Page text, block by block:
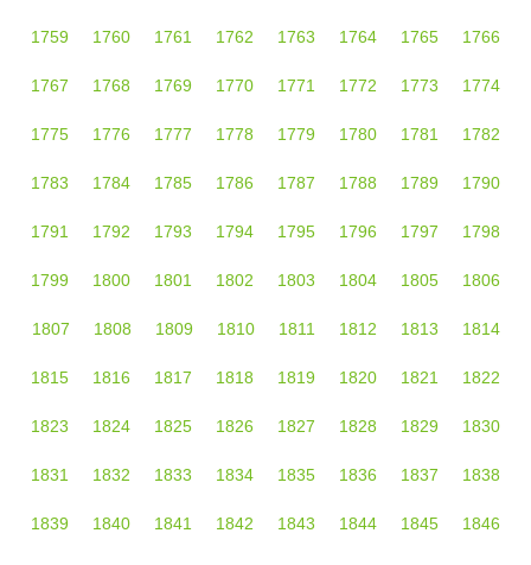
1759 1760 1761 1762 1763 1764 1765 1766
1767 1768 1769 1770 1771 1772 1773 1774
1775 1776 1777 1778 1779 1780 1781 1782
1783 1784 1785 1786 1787 1788 1789 1790
1791 1792 1793 1794 1795 1796 1797 1798
1799 1800 1801 1802 1803 1804 1805 1806
1807 1808 1809 1810 1811 1812 1813 1814
1815 1816 1817 1818 1819 1820 1821 1822
1823 1824 1825 1826 1827 1828 1829 1830
1831 1832 1833 1834 1835 1836 1837 1838
1839 1840 1841 1842 1843 1844 1845 1846